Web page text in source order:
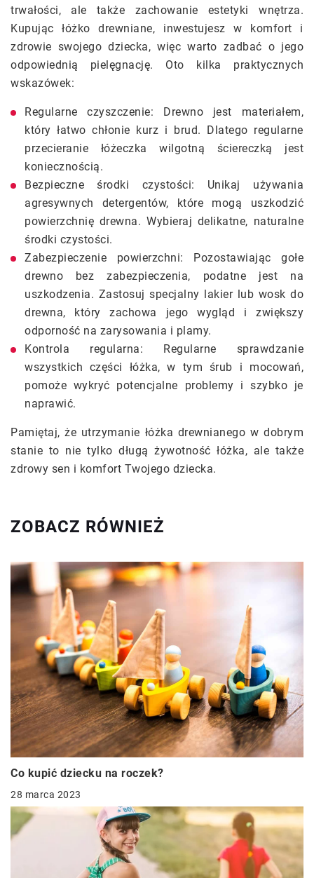
trwałości, ale także zachowanie estetyki wnętrza.
Kupując łóżko drewniane, inwestujesz w komfort i
zdrowie swojego dziecka, więc warto zadbać o jego
odpowiednią pielęgnację. Oto kilka praktycznych
wskazówek:
Regularne czyszczenie: Drewno jest materiałem,
który łatwo chłonie kurz i brud. Dlatego regularne
przecieranie łóżeczka wilgotną ściereczką jest
koniecznością.
Bezpieczne środki czystości: Unikaj używania
agresywnych detergentów, które mogą uszkodzić
powierzchnię drewna. Wybieraj delikatne, naturalne
środki czystości.
Zabezpieczenie powierzchni: Pozostawiając gołe
drewno bez zabezpieczenia, podatne jest na
uszkodzenia. Zastosuj specjalny lakier lub wosk do
drewna, który zachowa jego wygląd i zwiększy
odporność na zarysowania i plamy.
Kontrola regularna: Regularne sprawdzanie
wszystkich części łóżka, w tym śrub i mocowań,
pomoże wykryć potencjalne problemy i szybko je
naprawić.
Pamiętaj, że utrzymanie łóżka drewnianego w dobrym
stanie to nie tylko długą żywotność łóżka, ale także
zdrowy sen i komfort Twojego dziecka.
ZOBACZ RÓWNIEŻ
Co kupić dziecku na roczek?
28 marca 2023